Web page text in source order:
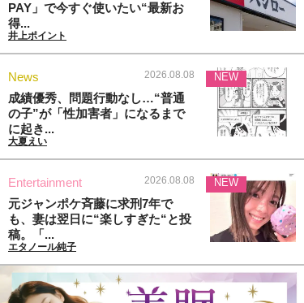
PAY」で今すぐ使いたい“最新お
得...
井上ポイント
News 2026.08.08
成績優秀、問題行動なし…“普通
の子”が「性加害者」になるまで
に起き...
大夏えい
NEW
Entertainment 2026.08.08
元ジャンポケ斉藤に求刑7年で
も、妻は翌日に“楽しすぎた“と投
稿。「...
エタノール純子
NEW